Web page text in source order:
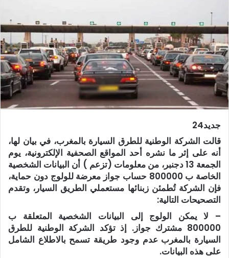
جديد24
قالت الشركة الوطنية للطرق السيارة بالمغرب، في بيان لها،
أنه على إثر ما نشره أحد المواقع الصحفية الإلكترونية، يوم
الجمعة 13 دجنبر، من معلومات (تزعم ) أن البيانات الشخصية
الخاصة ب 800000 حساب جواز معرضة للولوج دون حماية،
فإن الشركة تُطمئن زبنائها مستعملي الطريق السيار، وتقدم
التصحيحات التالية:
– لا يمكن الولوج إلى البيانات الشخصية المتعلقة ب
800000 مشترك جواز. إذ تؤكد الشركة الوطنية للطرق
السيارة بالمغرب عدم وجود طريقة تسمح بالاطلاع الشامل
على هذه البيانات.